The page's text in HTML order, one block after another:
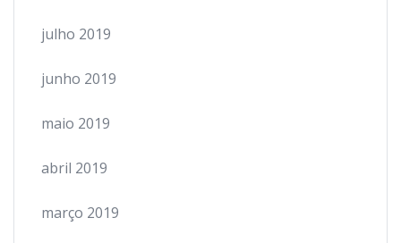
julho 2019
junho 2019
maio 2019
abril 2019
março 2019